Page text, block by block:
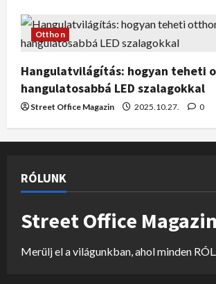
Otthon
Hangulatvilágítás: hogyan teheti
hangulatosabbá LED szalagokkal
Street Office Magazin 2025.10.27. 0
RÓLUNK
Street Office Magazin
Merülj el a világunkban, ahol minden